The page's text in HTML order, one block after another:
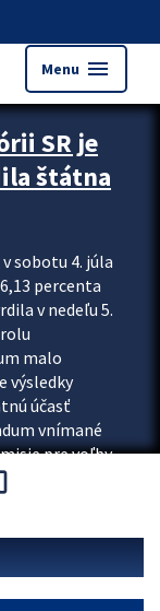
Menu menu
SR je
štátna
sobotu 4. júla
percenta
v nedeľu 5.
malo
výsledky
účasť
vnímané
pre voľby